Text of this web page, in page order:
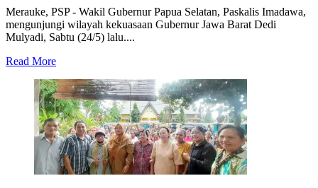
Merauke, PSP - Wakil Gubernur Papua Selatan, Paskalis Imadawa,
mengunjungi wilayah kekuasaan Gubernur Jawa Barat Dedi
Mulyadi, Sabtu (24/5) lalu....
Read MoreRead
about
Wakil
Gubernur
Papua
Selatan
Kunjungi
Wilayah
Kekuasaan